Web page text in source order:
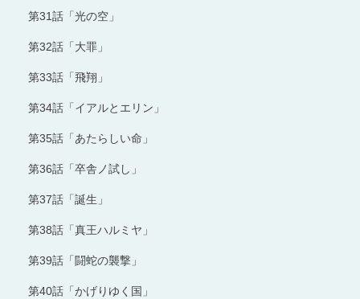
第31話「光の空」
第32話「大罪」
第33話「飛翔」
第34話「イアルとエリン」
第35話「あたらしい命」
第36話「卒舎ノ試し」
第37話「誕生」
第38話「真王ハルミヤ」
第39話「闘蛇の襲撃」
第40話「かげりゆく国」